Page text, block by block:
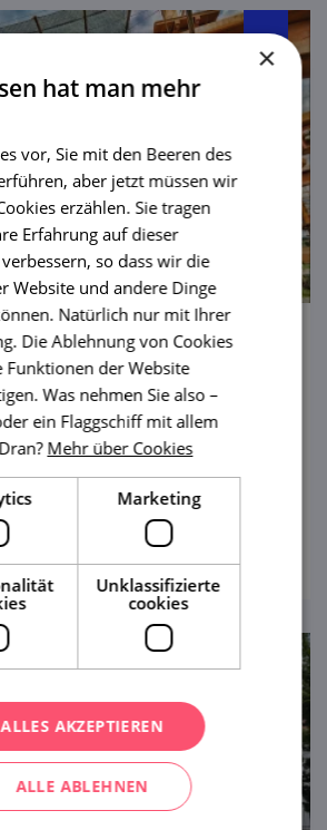
– ein Freizeitpark mit
Geschichte
für kleine Erdmännchen sowie
Das größte oberirdische
der Tschechischen Republik
Attraktionen beschäftigen Ihre
und Hirnwindungen.
×
hat man mehr
vor, Sie mit den Beeren des
aber jetzt müssen wir
erzählen. Sie tragen
Erfahrung auf dieser
so dass wir die
Website und andere Dinge
Natürlich nur mit Ihrer
Die Ablehnung von Cookies
Funktionen der Website
Was nehmen Sie also –
ein Flaggschiff mit allem
Mehr über Cookies
Marketing
Unklassifizierte
cookies
ALLES AKZEPTIEREN
ALLE ABLEHNEN